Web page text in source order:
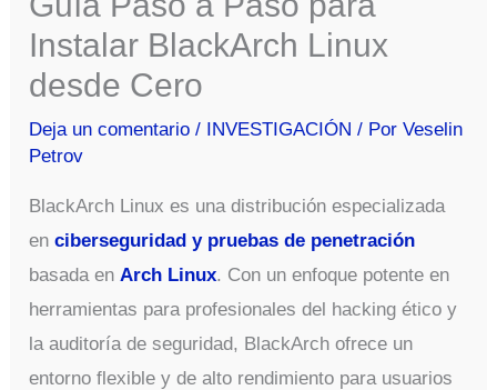
Instalar BlackArch Linux
desde Cero
Deja un comentario / INVESTIGACIÓN / PorVeselin
Petrov
BlackArch Linux es una distribución especializada
enciberseguridad y pruebas de penetración
basada en Arch Linux. Con un enfoque potente en
herramientas para profesionales del hacking ético y
la auditoría de seguridad, BlackArch ofrece un
entorno flexible y de alto rendimiento para usuarios